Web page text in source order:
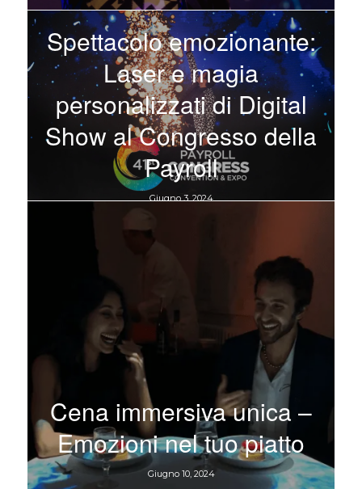
Spettacolo emozionante:
Laser e magia
personalizzati di Digital
Show al Congresso della
Payroll
Giugno 3, 2024
Cena immersiva unica –
Emozioni nel tuo piatto
Giugno 10, 2024